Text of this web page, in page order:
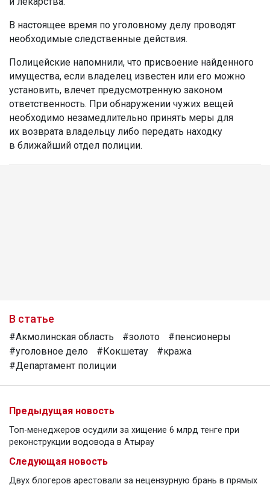
В настоящее время по уголовному делу проводят
необходимые следственные действия.
Полицейские напомнили, что присвоение найденного
имущества, если владелец известен или его можно
установить, влечет предусмотренную законом
ответственность. При обнаружении чужих вещей
необходимо незамедлительно принять меры для
их возврата владельцу либо передать находку
в ближайший отдел полиции.
В статье
#Акмолинская область #золото
#пенсионеры
#уголовное дело
#Кокшетау
#кража
#Департамент полиции
Предыдущая новость
Топ-менеджеров осудили за хищение 6 млрд тенге при
реконструкции водовода в Атырау
Следующая новость
Двух блогеров арестовали за нецензурную брань в прямых